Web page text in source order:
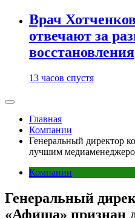
Врач
отвечают за
восстановления
13 часов спустя
Главная
Компании
Генеральный директор
лучшим
Компании
Генеральный
«Афиша» признан